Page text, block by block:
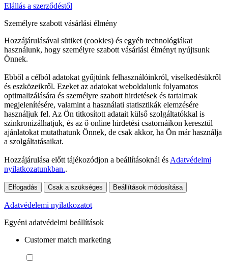
Elállás a szerződéstől
Személyre szabott vásárlási élmény
Hozzájárulásával sütiket (cookies) és egyéb technológiákat
használunk, hogy személyre szabott vásárlási élményt nyújtsunk
Önnek.
Ebből a célból adatokat gyűjtünk felhasználóinkról, viselkedésükről
és eszközeikről. Ezeket az adatokat weboldalunk folyamatos
optimalizálására és személyre szabott hirdetések és tartalmak
megjelenítésére, valamint a használati statisztikák elemzésére
használjuk fel. Az Ön titkosított adatait külső szolgáltatókkal is
szinkronizálhatjuk, és az ő online hirdetési csatornáikon keresztül
ajánlatokat mutathatunk Önnek, de csak akkor, ha Ön már használja
a szolgáltatásaikat.
Hozzájárulása előtt tájékozódjon a beállításoknál és Adatvédelmi
nyilatkozatunkban..
Elfogadás Csak a szükséges Beállítások módosítása
Adatvédelemi nyilatkozatot
Egyéni adatvédelmi beállítások
Customer match marketing